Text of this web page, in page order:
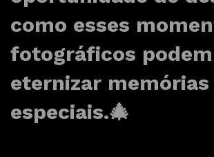
como esses
fotográficos podem
eternizar memórias
especiais.🎄